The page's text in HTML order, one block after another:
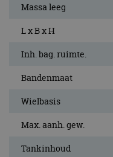
Massa leeg
L x B x H
Inh. bag. ruimte.
Bandenmaat
Wielbasis
Max. aanh. gew.
Tankinhoud